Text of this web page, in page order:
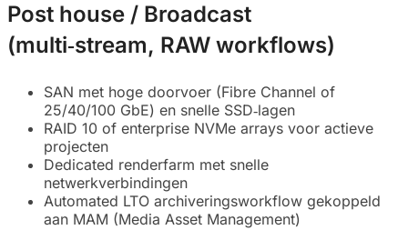
Post house / Broadcast
(multi‑stream, RAW workflows)
SAN met hoge doorvoer (Fibre Channel of
25/40/100 GbE) en snelle SSD‑lagen
RAID 10 of enterprise NVMe arrays voor actieve
projecten
Dedicated renderfarm met snelle
netwerkverbindingen
Automated LTO archiveringsworkflow gekoppeld
aan MAM (Media Asset Management)